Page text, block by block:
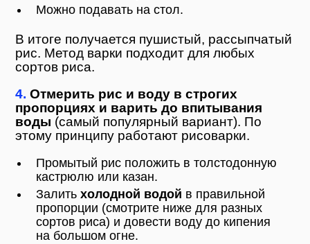
Можно подавать на стол.
В итоге получается пушистый, рассыпчатый
рис. Метод варки подходит для любых
сортов риса.
4. Отмерить рис и воду в строгих
пропорциях и варить до впитывания
воды (самый популярный вариант). По
этому принципу работают рисоварки.
Промытый рис положить в толстодонную
кастрюлю или казан.
Залитьхолодной водой в правильной
пропорции (смотрите ниже для разных
сортов риса) и довести воду до кипения
на большом огне.